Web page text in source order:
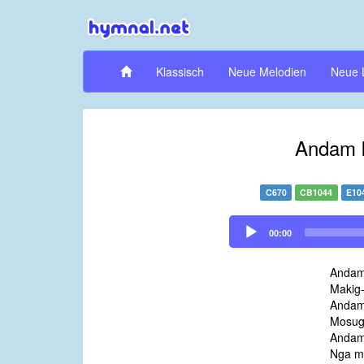
Klassisch Neue Melodien Neue
Andam
C670 CB1044
Audio
Player
00:00
Nga